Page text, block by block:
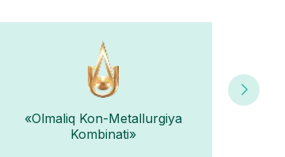
«Olmaliq Kon-Metallurgiya
Kombinati»